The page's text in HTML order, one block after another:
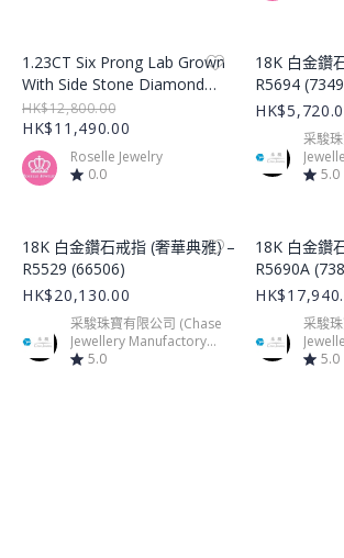
1.23CT Six Prong Lab Grown
With Side Stone Diamond
Ring – LGR002
HK$12,800.00
HK$11,490.00
Roselle Jewelry
0.0
Product
18K 白金鑽
R5694
采駿
Limited)
5.0
Product Image
18K 白金鑽石戒指 (奢華典雅) –
R5529 (66506)
HK$20,130.00
采駿珠寶有限公司 (Chase
Jewellery Manufactory
Limited)
5.0
Product
18K 白金鑽
R5690A
采駿
Limited)
5.0